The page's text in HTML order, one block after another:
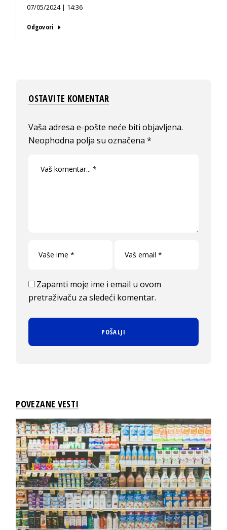
07/05/2024 | 14:36
Odgovori
OSTAVITE KOMENTAR
Vaša adresa e-pošte neće biti objavljena.
Neophodna polja su označena*
Zapamti moje ime i email u ovom
pretraživaču za sledeći komentar.
POVEZANE VESTI